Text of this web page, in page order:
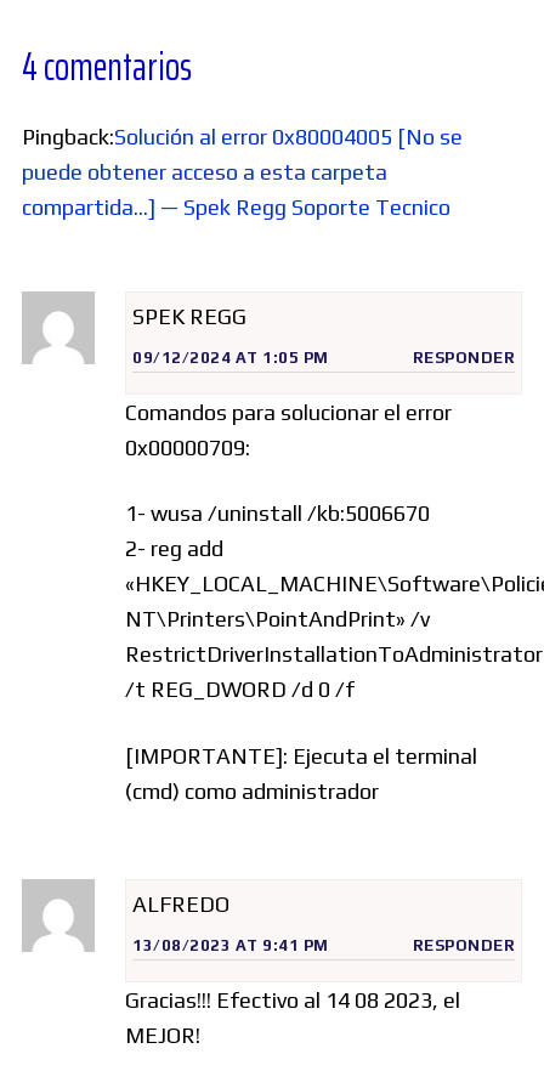
4 comentarios
Pingback:Solución al error 0x80004005 [No se
puede obtener acceso a esta carpeta
compartida...] — Spek Regg Soporte Tecnico
SPEK REGG
09/12/2024 AT 1:05 PM RESPONDER
Comandos para solucionar el error
0x00000709:
1- wusa /uninstall /kb:5006670
2- reg add
NT\Printers\PointAndPrint» /v
/t REG_DWORD /d 0 /f
[IMPORTANTE]: Ejecuta el terminal
(cmd) como administrador
ALFREDO
13/08/2023 AT 9:41 PM RESPONDER
Gracias!!! Efectivo al 14 08 2023, el
MEJOR!